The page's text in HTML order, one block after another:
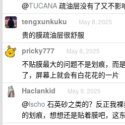
@TUCANA 疏油层没有了又不影
tengxunkuku May 8, 2025
贵的膜疏油层很舒服
pricky777 May 8, 2025
不贴膜最大的问题不是划痕，而
了，屏幕上就会有白花花的一片
Haclankid May 9, 2025
@lscho 石英砂之类的？反正我
的划痕，想想还是贴着膜吧，这